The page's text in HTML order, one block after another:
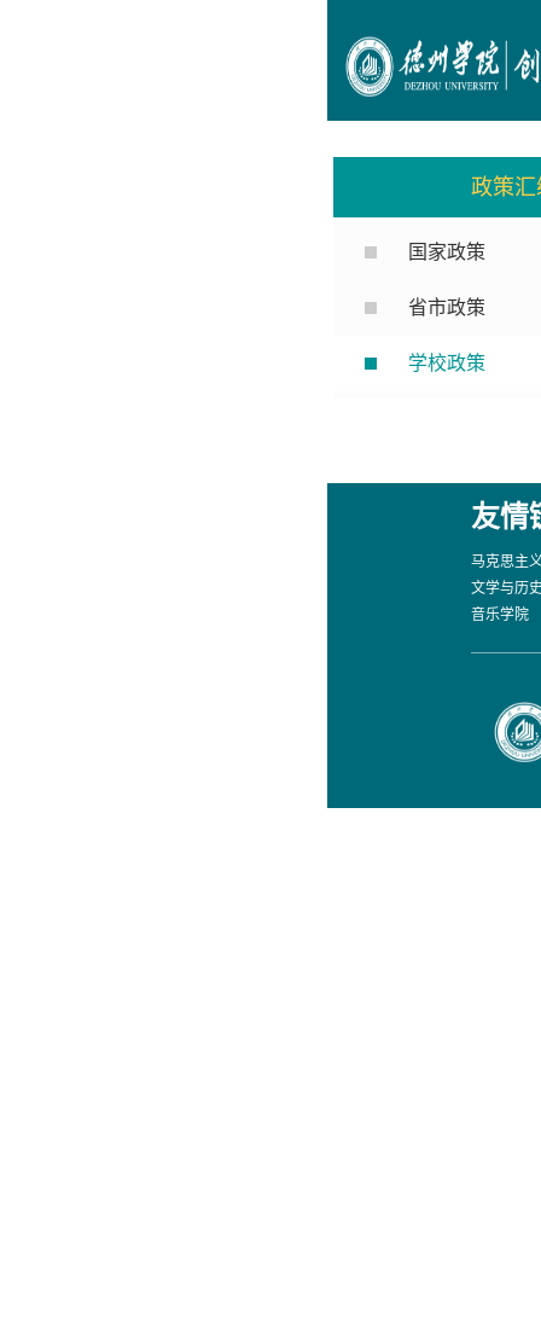
政策汇
国家政策
省市政策
学校政策
友情
马克思主
文学与历
音乐学院